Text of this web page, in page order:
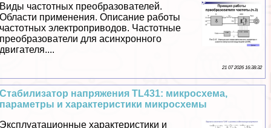
Виды частотных преобразователей.
Области применения. Описание работы
частотных электроприводов. Частотные
преобразователи для асинхронного
двигателя....
21 07 2026 16:38:32
Стабилизатор напряжения TL431: микросхема,
параметры и хаpaктеристики микросхемы
Эксплуатационные хаpaктеристики и